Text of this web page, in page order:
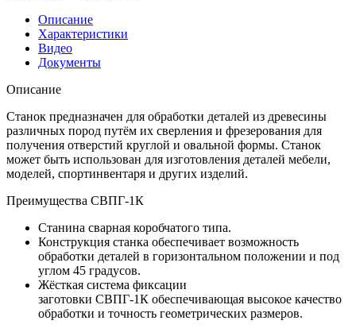
Описание
Характеристики
Видео
Документы
Описание
Станок предназначен для обработки деталей из древесины
различных пород путём их сверления и фрезерования для
получения отверстий круглой и овальной формы. Станок
может быть использован для изготовления деталей мебели,
моделей, спортинвентаря и других изделий.
Преимущества СВПГ-1К
Станина сварная коробчатого типа.
Конструкция станка обеспечивает возможность
обработки деталей в горизонтальном положении и под
углом 45 градусов.
Жёсткая система фиксации
заготовки СВПГ-1К обеспечивающая высокое качество
обработки и точность геометрических размеров.